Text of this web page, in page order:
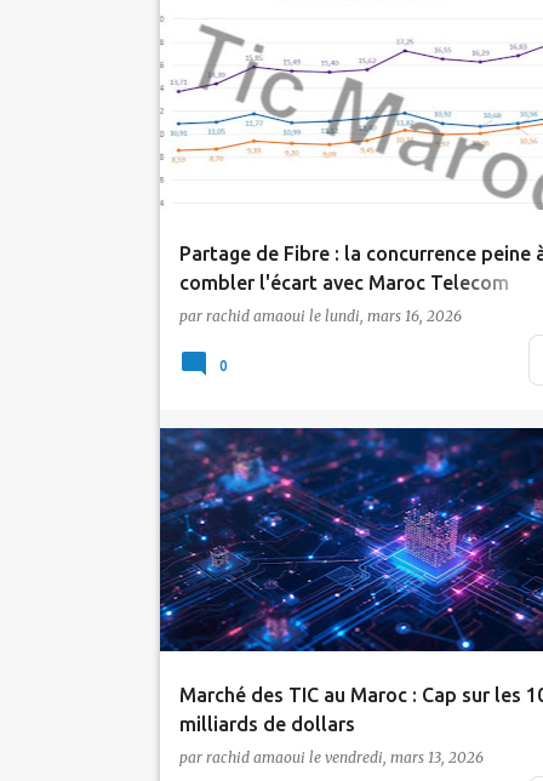
Partage de Fibre : la concurrence peine
combler l'écart avec Maroc Telecom
Les données publiées par l'ANRT au titre du
quatrième trimestre 2025 font état d'un
par rachid amaoui le lundi, mars 16, 2026
Actualité
0
Marché des TIC au Maroc : Cap sur les
milliards de dollars
par rachid amaoui le vendredi, mars 13, 2026
Actualité Tic Maroc